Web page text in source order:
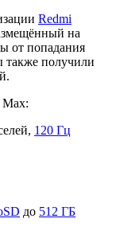
Redmi
на
от попадания
также получили
Max:
120 Гц
до 512 ГБ